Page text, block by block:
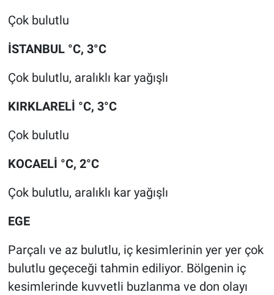
Çok bulutlu
İSTANBUL °C, 3°C
Çok bulutlu, aralıklı kar yağışlı
KIRKLARELİ °C, 3°C
Çok bulutlu
KOCAELİ °C, 2°C
Çok bulutlu, aralıklı kar yağışlı
EGE
Parçalı ve az bulutlu, iç kesimlerinin yer yer çok
bulutlu geçeceği tahmin ediliyor. Bölgenin iç
kesimlerinde kuvvetli buzlanma ve don olayı